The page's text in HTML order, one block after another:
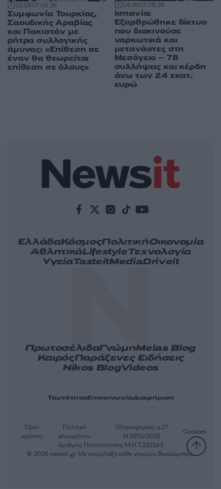
15:1907.08.26
Συμφωνία Τουρκίας,
Σαουδικής Αραβίας
και Πακιστάν με
ρήτρα συλλογικής
άμυνας: «Επίθεση σε
έναν θα θεωρείται
επίθεση σε όλους»
14:3907.08.26
Ισπανία:
Εξαρθρώθηκε δίκτυο
που διακινούσε
ναρκωτικά και
μετανάστες στη
Μεσόγειο – 78
συλλήψεις και κέρδη
άνω των 24 εκατ.
ευρώ
ΕλλάδαΚόσμοςΠολιτικήΟικονομία
ΑθλητικάLifestyleΤεχνολογία
ΥγείαTasteitMediaDriveit
ΠρωτοσέλιδαΓνώμηMelas Blog
ΚαιρόςΠαράξενες Ειδήσεις
Nikos BlogVideos
ΤαυτότηταΕπικοινωνίαΔιαφήμιση
Αριθμός Πιστοποίησης Μ.Η.Τ.232163
Όροι
χρήσης
Πολιτική
απορρήτου
Πληροφορίες α.27
Ν.5253/2025
Cookies
© 2026 newsit.gr. Με επιφύλαξη κάθε νομίμου δικαιώματος.